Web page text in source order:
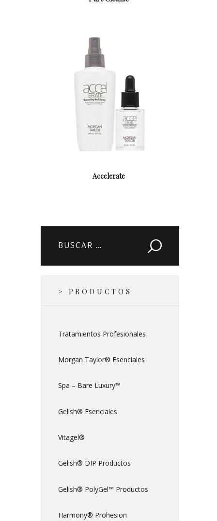
Accelerate
Buscar:
> PRODUCTOS
Tratamientos Profesionales
Morgan Taylor® Esenciales
Spa – Bare Luxury™
Gelish® Esenciales
Vitagel®
Gelish® DIP Productos
Gelish® PolyGel™ Productos
Harmony® Prohesion